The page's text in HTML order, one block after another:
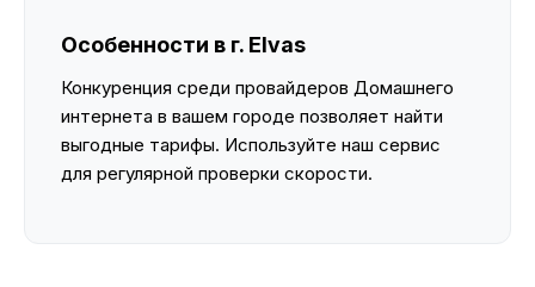
Особенности в г. Elvas
Конкуренция среди провайдеров Домашнего
интернета в вашем городе позволяет найти
выгодные тарифы. Используйте наш сервис
для регулярной проверки скорости.